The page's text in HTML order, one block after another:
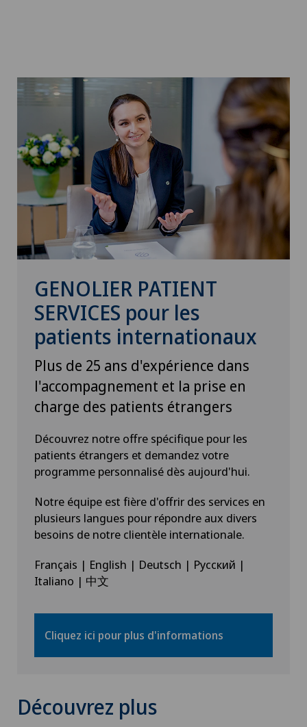
GENOLIER PATIENT
SERVICES pour les
patients internationaux
Plus de 25 ans d'expérience dans
l'accompagnement et la prise en
charge des patients étrangers
Découvrez notre offre spécifique pour les
patients étrangers et demandez votre
programme personnalisé dès aujourd'hui.
Notre équipe est fière d'offrir des services en
plusieurs langues pour répondre aux divers
besoins de notre clientèle internationale.
Français | English | Deutsch | Русский |
Italiano | 中文
Cliquez ici pour plus d'informations
Découvrez plus